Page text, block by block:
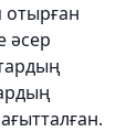
әсер